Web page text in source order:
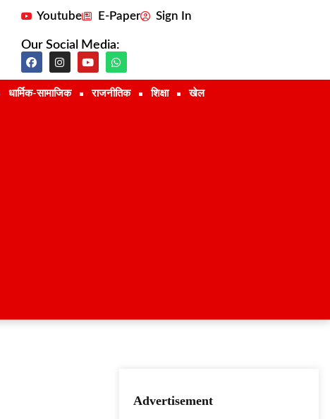
Youtube E-Paper Sign In
Our Social Media:
धार्मिक-सामाजिक राजनीतिक शिक्षा खेल
Advertisement